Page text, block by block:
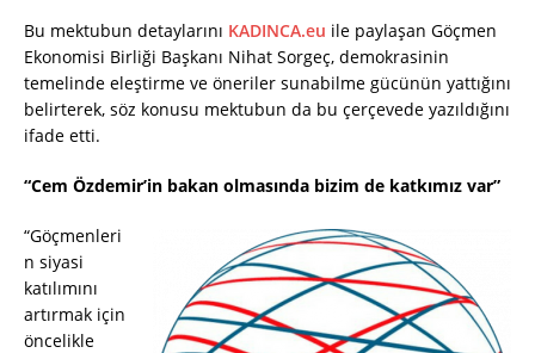
Bu mektubun detaylarını KADINCA.eu ile paylaşan Göçmen
Ekonomisi Birliği Başkanı Nihat Sorgeç, demokrasinin
temelinde eleştirme ve öneriler sunabilme gücünün yattığını
belirterek, söz konusu mektubun da bu çerçevede yazıldığını
ifade etti.
“Cem Özdemir’in bakan olmasında bizim de katkımız var”
“Göçmenleri
n siyasi
katılımını
artırmak için
öncelikle